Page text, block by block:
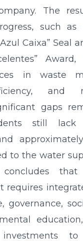
The
such as
Caixa” Seal
in waste
and
gaps
still lack
to the water
that
requires
governance,
to